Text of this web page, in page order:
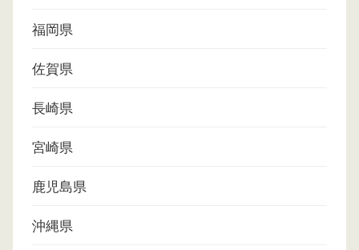
福岡県
佐賀県
長崎県
宮崎県
鹿児島県
沖縄県